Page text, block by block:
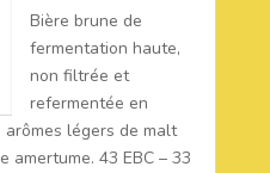
Bière brune de
fermentation haute,
non filtrée et
refermentée en
légers de malt
43 EBC – 33